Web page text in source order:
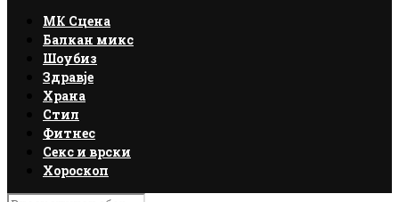
МК Сцена
Балкан микс
Шоубиз
Здравје
Храна
Стил
Фитнес
Секс и врски
Хороскоп